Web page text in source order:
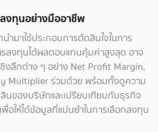
ลงทุนอย่างมืออาชีพ
นำมาใช้ประกอบการตัดสินใจในการ
รลงทุนได้ผลตอบแทนคุ้มค่าสูงสุด อาจ
ลึกต่าง ๆ อย่าง Net Profit Margin,
Multiplier ร่วมด้วย พร้อมทั้งดูความ
นของบริษัทและเปรียบเทียบกับธุรกิจ
อให้ได้ข้อมูลที่แม่นยำในการเลือกลงทุน